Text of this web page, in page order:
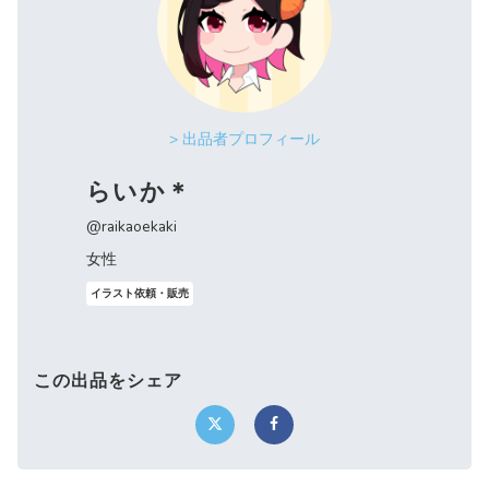
> 出品者プロフィール
らいか＊
@raikaoekaki
女性
イラスト依頼・販売
この出品をシェア